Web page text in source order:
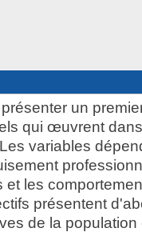
un
qui œuvrent
variables
les
présentent
de la